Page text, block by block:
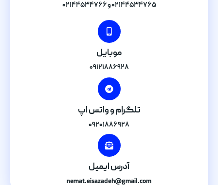
۰۲۱۴۴۵۳۴۷۶۵ و ۰۲۱۴۴۵۳۴۷۶۶
موبایل
۰۹۱۲۱۸۸۶۹۲۸
تلگرام و واتس اپ
۰۹۲۰۱۸۸۶۹۲۸
آدرس ایمیل
nemat.eisazadeh@gmail.com